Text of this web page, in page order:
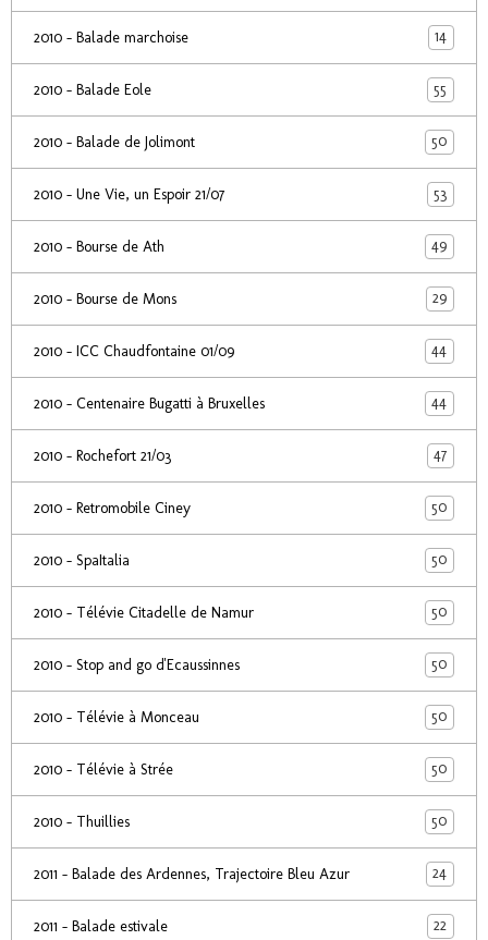
2010 - Balade marchoise 14
2010 - Balade Eole 55
2010 - Balade de Jolimont 50
2010 - Une Vie, un Espoir 21/07 53
2010 - Bourse de Ath 49
2010 - Bourse de Mons 29
2010 - ICC Chaudfontaine 01/09 44
2010 - Centenaire Bugatti à Bruxelles 44
2010 - Rochefort 21/03 47
2010 - Retromobile Ciney 50
2010 - SpaItalia 50
2010 - Télévie Citadelle de Namur 50
2010 - Stop and go d'Ecaussinnes 50
2010 - Télévie à Monceau 50
2010 - Télévie à Strée 50
2010 - Thuillies 50
2011 - Balade des Ardennes, Trajectoire Bleu Azur 24
2011 - Balade estivale 22